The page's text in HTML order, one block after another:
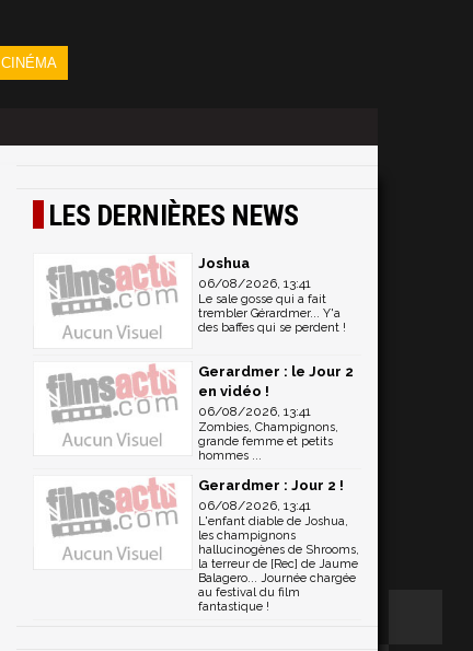
CINÉMA
LES DERNIÈRES NEWS
Joshua
06/08/2026, 13:41
Le sale gosse qui a fait
trembler Gérardmer... Y'a
des baffes qui se perdent !
Gerardmer : le Jour 2
en vidéo !
06/08/2026, 13:41
Zombies, Champignons,
grande femme et petits
hommes ...
Gerardmer : Jour 2 !
06/08/2026, 13:41
L'enfant diable de Joshua,
les champignons
hallucinogènes de Shrooms,
la terreur de [Rec] de Jaume
Balagero... Journée chargée
au festival du film
fantastique !